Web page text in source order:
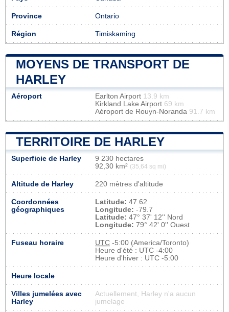
Province Ontario
Région Timiskaming
MOYENS DE TRANSPORT DE
HARLEY
Aéroport Earlton Airport 13.9 km
Kirkland Lake Airport 69 km
Aéroport de Rouyn-Noranda 91.7 km
TERRITOIRE DE HARLEY
Superficie de Harley
9 230 hectares
92,30 km² (35,64 sq mi)
Altitude de Harley 220 mètres d'altitude
Coordonnées
géographiques
Latitude: 47.62
Longitude: -79.7
Latitude: 47° 37' 12'' Nord
Longitude: 79° 42' 0'' Ouest
Fuseau horaire UTC -5:00 (America/Toronto)
Heure d'été : UTC -4:00
Heure d'hiver : UTC -5:00
Heure locale
Villes jumelées avec
Harley
Actuellement, Harley n'a aucun
jumelage